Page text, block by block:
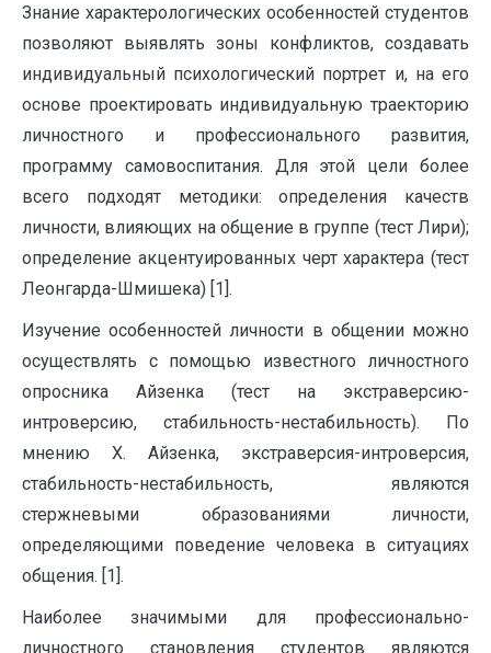
Знание характерологических особенностей студентов
позволяют выявлять зоны конфликтов, создавать
индивидуальный психологический портрет и, на его
основе проектировать индивидуальную траекторию
личностного и профессионального развития,
программу самовоспитания. Для этой цели более
всего подходят методики: определения качеств
личности, влияющих на общение в группе (тест Лири);
определение акцентуированных черт характера (тест
Леонгарда-Шмишека) [1].
Изучение особенностей личности в общении можно
осуществлять с помощью известного личностного
опросника Айзенка (тест на экстраверсию-
интроверсию, стабильность-нестабильность). По
мнению Х. Айзенка, экстраверсия-интроверсия,
стабильность-нестабильность, являются
стержневыми образованиями личности,
определяющими поведение человека в ситуациях
общения. [1].
Наиболее значимыми для профессионально-
личностного становления студентов являются